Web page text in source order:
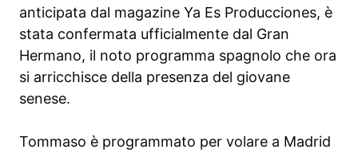
anticipata dal magazine Ya Es Producciones, è
stata confermata ufficialmente dal Gran
Hermano, il noto programma spagnolo che ora
si arricchisce della presenza del giovane
senese.
Tommaso è programmato per volare a Madrid